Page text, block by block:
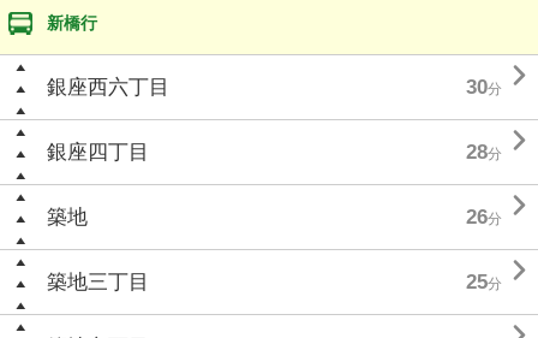
新橋行
銀座西六丁目 30分 
銀座四丁目 28分 
築地 26分 
築地三丁目 25分 